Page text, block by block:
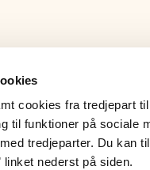
cookies fra tredjepart
til funktioner på sociale
tredjeparter. Du
linket nederst på siden.